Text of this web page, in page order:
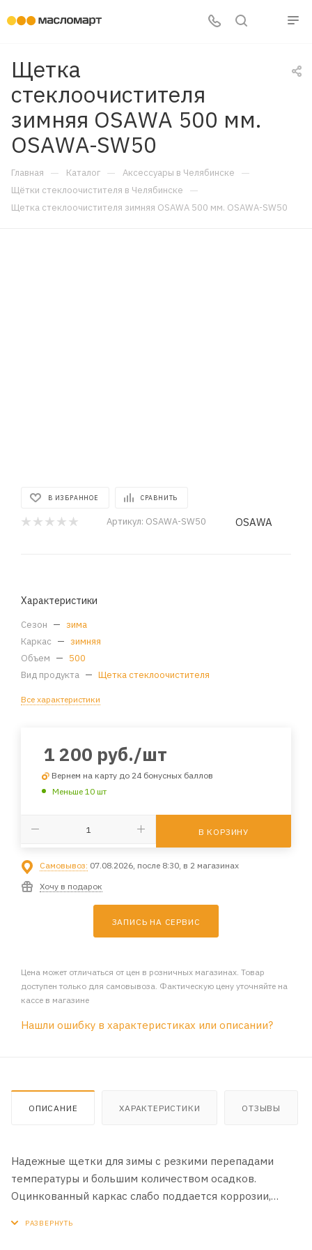
Щетка
стеклоочистителя
зимняя OSAWA 500 мм.
OSAWA-SW50
Главная — Каталог — Аксессуары в Челябинске —
Щётки стеклоочистителя в Челябинске —
Щетка стеклоочистителя зимняя OSAWA 500 мм. OSAWA-SW50
В ИЗБРАННОЕ СРАВНИТЬ
Артикул: OSAWA-SW50 OSAWA
Характеристики
Сезон — зима
Каркас — зимняя
Объем — 500
Вид продукта — Щетка стеклоочистителя
Все характеристики
1 200 руб./шт
Вернем на карту до 24 бонусных баллов
Меньше 10 шт
В КОРЗИНУ
Самовывоз: 07.08.2026, после 8:30, в 2 магазинах
Хочу в подарок
ЗАПИСЬ НА СЕРВИС
Цена может отличаться от цен в розничных магазинах. Товар
доступен только для самовывоза. Фактическую цену уточняйте на
кассе в магазине
Нашли ошибку в характеристиках или описании?
ОПИСАНИЕ ХАРАКТЕРИСТИКИ ОТЗЫВЫ
Надежные щетки для зимы с резкими перепадами
температуры и большим количеством осадков.
Оцинкованный каркас слабо поддается коррозии,